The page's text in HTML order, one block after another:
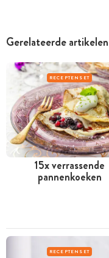
Gerelateerde artikelen
RECEPTENSET
15x verrassende
pannenkoeken
RECEPTENSET